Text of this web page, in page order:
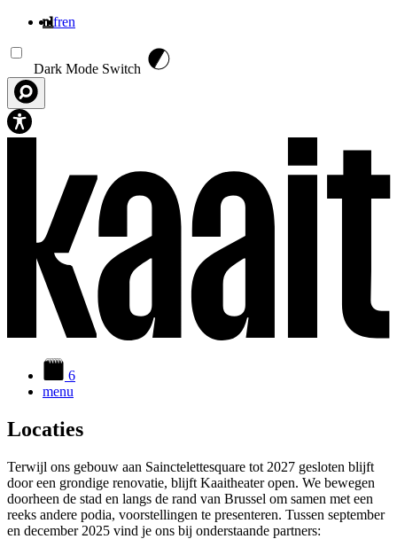
nlfren
Dark Mode Switch
6
menu
Locaties
Terwijl ons gebouw aan Sainctelettesquare tot 2027 gesloten blijft
door een grondige renovatie, blijft Kaaitheater open. We bewegen
doorheen de stad en langs de rand van Brussel om samen met een
reeks andere podia, voorstellingen te presenteren. Tussen september
en december 2025 vind je ons bij onderstaande partners: